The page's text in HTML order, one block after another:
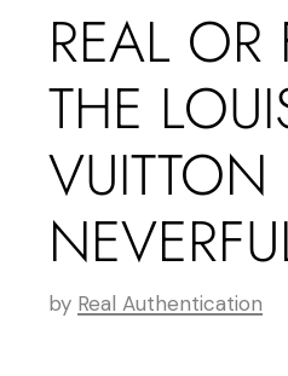
REAL OR
THE
VUITTON
by Real Authentication